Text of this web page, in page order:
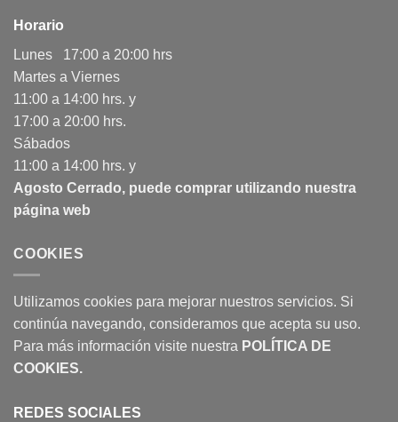
Horario
Lunes 17:00 a 20:00 hrs
Martes a Viernes
11:00 a 14:00 hrs. y
17:00 a 20:00 hrs.
Sábados
11:00 a 14:00 hrs. y
Agosto Cerrado, puede comprar utilizando nuestra
página web
COOKIES
Utilizamos cookies para mejorar nuestros servicios. Si
continúa navegando, consideramos que acepta su uso.
Para más información visite nuestra POLÍTICA DE
COOKIES.
REDES SOCIALES